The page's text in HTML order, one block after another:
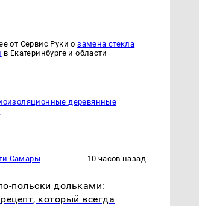
от Сервис Руки озамена стекла
в Екатеринбурге и области
деревянные
Самары 10 часов назад
дольками:
который всегда